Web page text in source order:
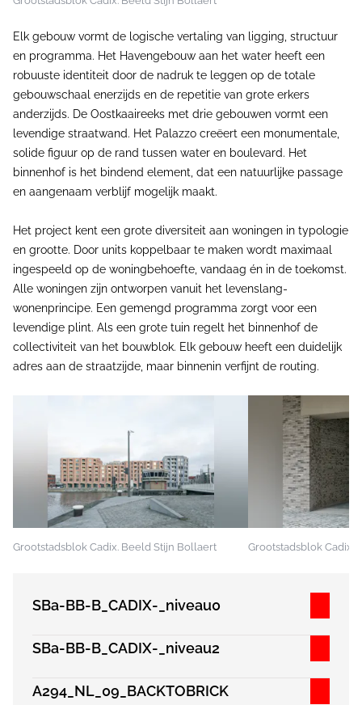
Elk gebouw vormt de logische vertaling van ligging, structuur
en programma. Het Havengebouw aan het water heeft een
robuuste identiteit door de nadruk te leggen op de totale
gebouwschaal enerzijds en de repetitie van grote erkers
anderzijds. De Oostkaaireeks met drie gebouwen vormt een
levendige straatwand. Het Palazzo creëert een monumentale,
solide figuur op de rand tussen water en boulevard. Het
binnenhof is het bindend element, dat een natuurlijke passage
en aangenaam verblijf mogelijk maakt.
Het project kent een grote diversiteit aan woningen in typologie
en grootte. Door units koppelbaar te maken wordt maximaal
ingespeeld op de woningbehoefte, vandaag én in de toekomst.
Alle woningen zijn ontworpen vanuit het levenslang-
wonenprincipe. Een gemengd programma zorgt voor een
levendige plint. Als een grote tuin regelt het binnenhof de
collectiviteit van het bouwblok. Elk gebouw heeft een duidelijk
adres aan de straatzijde, maar binnenin verfijnt de routing.
Grootstadsblok Cadix. Beeld Stijn Bollaert Grootstadsblok Cadix.
SBa-BB-B_CADIX-_niveau0
SBa-BB-B_CADIX-_niveau2
A294_NL_09_BACKTOBRICK